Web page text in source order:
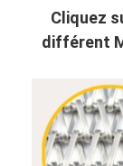
Cliquez
différent